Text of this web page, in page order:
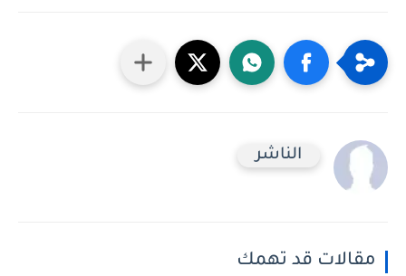
الناشر
مقالات قد تهمك